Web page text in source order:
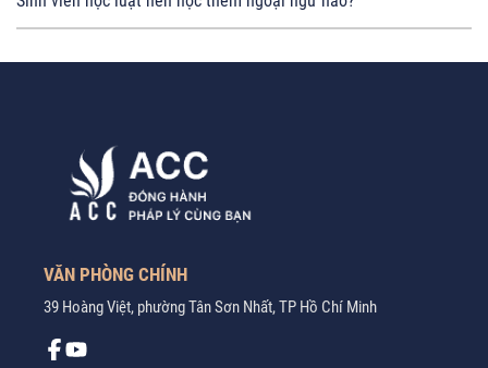
VĂN PHÒNG CHÍNH
39 Hoàng Việt, phường Tân Sơn Nhất, TP Hồ Chí Minh